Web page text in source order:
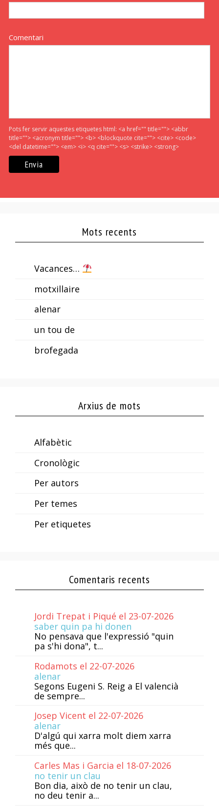
Comentari
Pots fer servir aquestes etiquetes html: <a href="" title=""> <abbr
title=""> <acronym title=""> <b> <blockquote cite=""> <cite> <code>
<del datetime=""> <em> <i> <q cite=""> <s> <strike> <strong>
Mots recents
Vacances…
motxillaire
alenar
un tou de
brofegada
Arxius de mots
Alfabètic
Cronològic
Per autors
Per temes
Per etiquetes
Comentaris recents
Jordi Trepat i Piqué el 23-07-2026
saber quin pa hi donen
No pensava que l'expressió "quin
pa s'hi dona", t...
Rodamots el 22-07-2026
alenar
Segons Eugeni S. Reig a El valencià
de sempre...
Josep Vicent el 22-07-2026
alenar
D'algú qui xarra molt diem xarra
més que...
Carles Mas i Garcia el 18-07-2026
no tenir un clau
Bon dia, això de no tenir un clau,
no deu tenir a...